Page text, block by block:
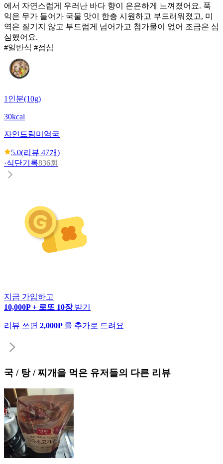
에서 자연스럽게 우러난 바다 향이 은은하게 느껴졌어요. 푹
익은 무가 들어가 국물 맛이 한층 시원하고 부드러워졌고, 미
역은 질기지 않고 부드럽게 넘어가고 첨가물이 없어 조금은 심
심했어요.
#일반식 #점심
1인분(10g)
30kcal
자연드림미역국
5.0(리뷰 47개)
·식단기록836회
지금 가입하고
10,000P + 로또 10장 받기
리뷰 쓰면 2,000P 를 추가로 드려요
국 / 탕 / 찌개 을 먹은 유저들의 다른 리뷰